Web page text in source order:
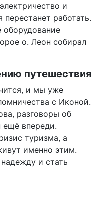
и
работать.
о. Леон собирал
путешествия
и мы уже
с Иконой.
разговоры об
ещё впереди.
туризма, а
именно этим.
и стать